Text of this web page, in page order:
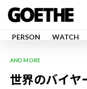
PERSON WATCH
AND MORE
世界のバイヤ